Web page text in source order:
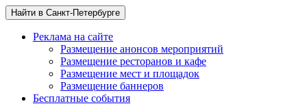
Найти в Санкт-Петербурге
Реклама на сайте
Размещение анонсов мероприятий
Размещение ресторанов и кафе
Размещение мест и площадок
Размещение баннеров
Бесплатные события